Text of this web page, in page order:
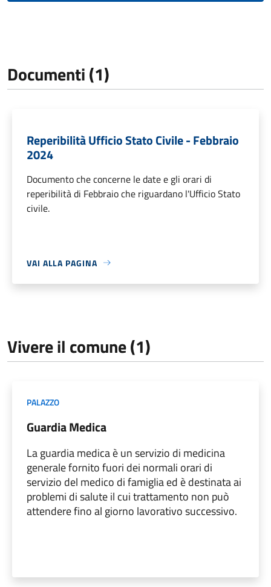
Documenti (1)
Reperibilità Ufficio Stato Civile - Febbraio
2024
Documento che concerne le date e gli orari di
reperibilità di Febbraio che riguardano l'Ufficio Stato
civile.
VAI ALLA PAGINA
Vivere il comune (1)
PALAZZO
Guardia Medica
La guardia medica è un servizio di medicina
generale fornito fuori dei normali orari di
servizio del medico di famiglia ed è destinata ai
problemi di salute il cui trattamento non può
attendere fino al giorno lavorativo successivo.